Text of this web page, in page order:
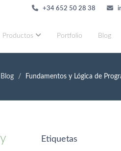
+34 652 50 28 38
Productos Portfolio Blog
Blog Fundamentos y Lógica de
Etiquetas